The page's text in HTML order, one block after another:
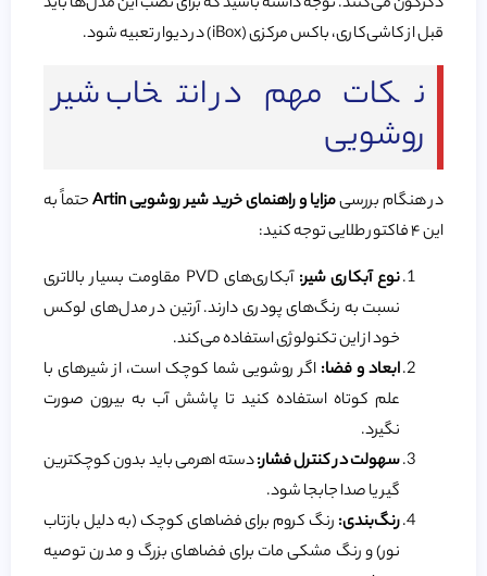
قبل از کاشی‌کاری، باکس مرکزی (iBox) در دیوار تعبیه شود.
نکات مهم در انتخاب شیر
روشویی
در هنگام بررسیمزایا و راهنمای خرید شیر روشویی Artin
حتماً به
این ۴ فاکتور طلایی توجه کنید:
نوع آبکاری شیر:
آبکاری‌های PVD مقاومت بسیار بالاتری
نسبت به رنگ‌های پودری دارند. آرتین در مدل‌های لوکس
خود از این تکنولوژی استفاده می‌کند.
ابعاد و فضا: اگر روشویی شما کوچک است، از شیرهای با
علم کوتاه استفاده کنید تا پاشش آب به بیرون صورت
نگیرد.
سهولت در کنترل فشار:دسته اهرمی باید بدون کوچکترین
گیر یا صدا جابجا شود.
رنگ‌بندی: رنگ کروم برای فضاهای کوچک (به دلیل بازتاب
نور) و رنگ مشکی مات برای فضاهای بزرگ و مدرن توصیه